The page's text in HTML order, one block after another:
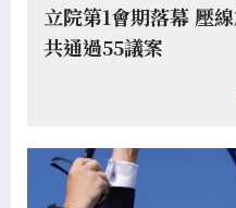
立院第1會期落幕 壓
共通過55議案